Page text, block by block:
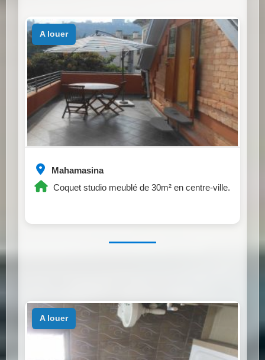
Mahamasina
Coquet studio meublé de 30m² en centre-ville.
a louer
a louer